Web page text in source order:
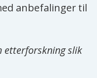
anbefalinger til
etterforskning slik